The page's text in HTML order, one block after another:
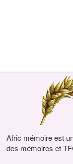
Afric mémoire est
des mémoires et